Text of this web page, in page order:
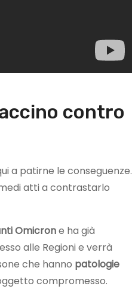
contro
a patirne le conseguenze.
atti a contrastarlo
Omicrone ha già
alle Regioni e verrà
che hanno patologie
compromesso.